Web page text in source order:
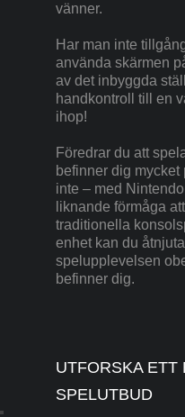
vänner.
Har man inte
använda skärmen
av det inbyggda
handkontroll till en
ihop!
Föredrar du att
befinner dig
inte – med
liknande förmåga
traditionella
enhet kan du
spelupplevelsen
befinner dig.
UTFORSKA ETT
SPELUTBUD